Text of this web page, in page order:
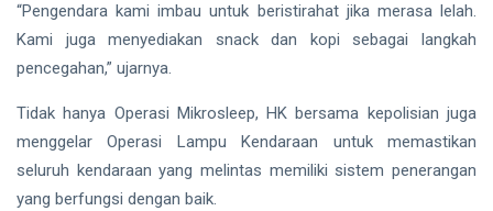
“Pengendara kami imbau untuk beristirahat jika merasa lelah.
Kami juga menyediakan snack dan kopi sebagai langkah
pencegahan,” ujarnya.
Tidak hanya Operasi Mikrosleep, HK bersama kepolisian juga
menggelar Operasi Lampu Kendaraan untuk memastikan
seluruh kendaraan yang melintas memiliki sistem penerangan
yang berfungsi dengan baik.